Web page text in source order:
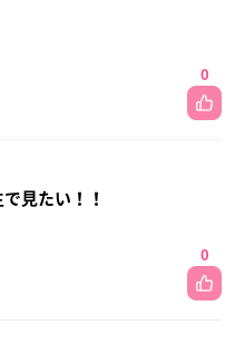
0
見たい！！
0